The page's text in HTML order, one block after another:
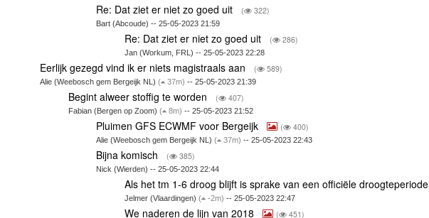
Re: Dat ziet er niet zo goed uit ( 322)
Bart (Abcoude) -- 25-05-2023 21:59
Re: Dat ziet er niet zo goed uit ( 286)
Jan (Workum, FRL) -- 25-05-2023 22:28
Eerlijk gezegd vind ik er niets magistraals aan ( 589)
Alie (Weebosch gem Bergeijk NL)( 37m) -- 25-05-2023 21:39
Begint alweer stoffig te worden ( 407)
Fabian (Bergen op Zoom) ( 8m) -- 25-05-2023 21:52
Pluimen GFS ECWMF voor Bergeijk ( 400)
Alie (Weebosch gem Bergeijk NL)( 37m) -- 25-05-2023 22:43
Bijna komisch ( 385)
Nick (Wierden) -- 25-05-2023 22:44
Als het tm 1-6 droog blijft is sprake van een officiële droogteperiode
Jelmer (Vlaardingen) ( -2m) -- 25-05-2023 22:47
We naderen de lijn van 2018 ( 451)